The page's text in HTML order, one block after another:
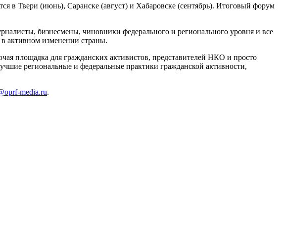
в Твери (июнь), Саранске (август) и Хабаровске (сентябрь). Итоговый форум
бизнесмены, чиновники федерального и регионального уровня и все
активном изменении страны.
площадка для гражданских активистов, представителей НКО и просто
региональные и федеральные практики гражданской активности,
media.ru.